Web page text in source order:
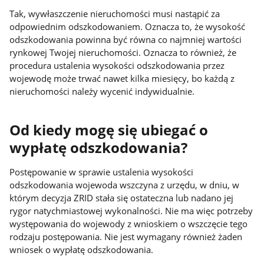
Tak, wywłaszczenie nieruchomości musi nastąpić za
odpowiednim odszkodowaniem. Oznacza to, że wysokość
odszkodowania powinna być równa co najmniej wartości
rynkowej Twojej nieruchomości. Oznacza to również, że
procedura ustalenia wysokości odszkodowania przez
wojewodę może trwać nawet kilka miesięcy, bo każdą z
nieruchomości należy wycenić indywidualnie.
Od kiedy mogę się ubiegać o
wypłatę odszkodowania?
Postępowanie w sprawie ustalenia wysokości
odszkodowania wojewoda wszczyna z urzędu, w dniu, w
którym decyzja ZRID stała się ostateczna lub nadano jej
rygor natychmiastowej wykonalności. Nie ma więc potrzeby
występowania do wojewody z wnioskiem o wszczęcie tego
rodzaju postępowania. Nie jest wymagany również żaden
wniosek o wypłatę odszkodowania.